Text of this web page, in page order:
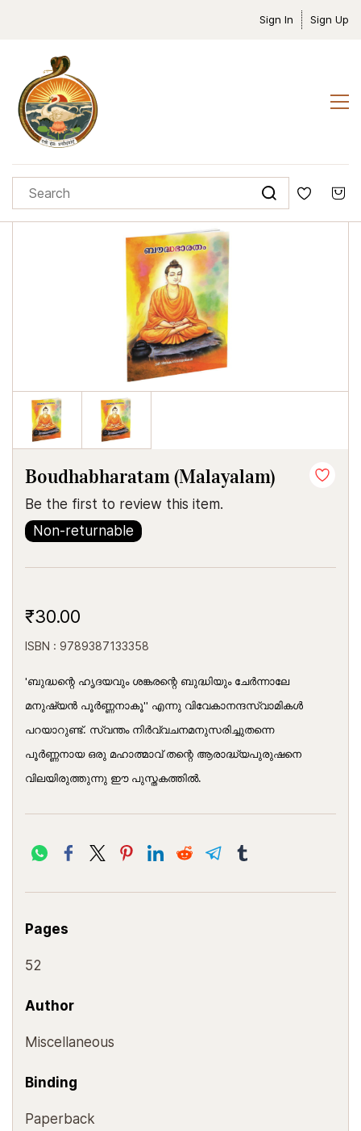
Sign In Sign Up
Boudhabharatam (Malayalam)
Be the first to review this item.
Non-returnable
₹30.00
ISBN : 9789387133358
'ബുദ്ധന്റെ ഹൃദയവും ശങ്കരന്റെ ബുദ്ധിയും ചേര്‍ന്നാലേ
മനുഷ്യന്‍ പൂര്‍ണ്ണനാകൂ'' എന്നു വിവേകാനന്ദസ്വാമികള്‍
പറയാറുണ്ട്. സ്വന്തം നിര്‍വ്വചനമനുസരിച്ചുതന്നെ
പൂര്‍ണ്ണനായ ഒരു മഹാത്മാവ് തന്റെ ആരാദ്ധ്യപുരുഷനെ
വിലയിരുത്തുന്നു ഈ പുസ്തകത്തില്‍.
Pages
52
Author
Miscellaneous
Binding
Paperback